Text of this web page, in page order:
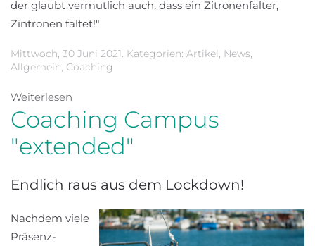
der glaubt vermutlich auch, dass ein Zitronenfalter,
Zintronen faltet!"
Mittwoch, 30 Juni 2021. Kategorien: Artikel, News,
Allgemein, Coaching
Weiterlesen
Coaching Campus
"extended"
Endlich raus aus dem Lockdown!
Nachdem viele
Präsenz-